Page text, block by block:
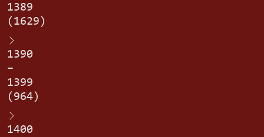
1389
(1629)
1390
–
1399
(964)
1400